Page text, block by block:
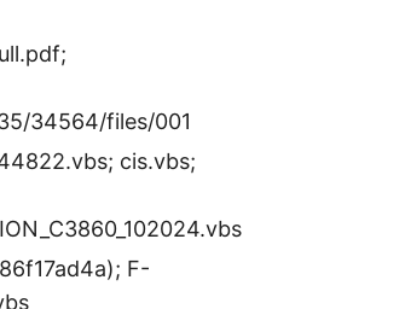
34564/files/001
cis.vbs;
F-